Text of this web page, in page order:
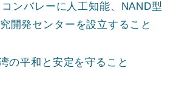
ンバレーに人工知能、NAND型
開発センターを設立すること
の平和と安定を守ること